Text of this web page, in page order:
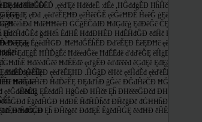
Đēđėđ ĦđĜĞĒĎ ,ęĕďĘĕ ĦđĕđėĒ :đĚė ,ĦĜđđģĚĐ ĦĥĤč ĦđĎĐĜĦĐ
ęĕēģđĘ ęĐđ ,ęĕďĕĚĘĦĐ ęĕĤĕčĞĚ ęĕĜėĦĐĚ ĤėĕĜ ģĘē .ĐĘĕĚ
ĦđĕĦĦĕėĐ ĠČĝĔČđđĐ ĦđĢđčģ ĘđĐĕĜč ČĘĚđ ĘĕĞĠ
ĦđčĤđĞĚđ ğđĦĕĥ ĖđĦĚ ĦđđĐĦĚĐ ĦđĚĤđĜĐ ēđĤč ĦČĒđ
Ęčĕģ ĔģĕđĤĠĐ .ĦĕĦđĞĚĥĚĐ ĐďĕĚĘĐ ĖĕĘĐĦč ęĕďĕĚĘĦĐ
ĘđĘĝĚ ĦĤĎĝĚč ĦđĕėđĜĕē ĦđĚĒđĕ ďđďĕĞĘ ěĤģĐ ěĚ
ĦđĕėđĜĕē ĦđĚĒđĕ ęďģĚĐ ĕďđēĕĕđ ĕĢđĘē ĘđĘĝĚ À
ęĕĚĒĕĐ ęĕďĕĚĘĦĐ .ĤĠĝĐ ĕĦčč ęĕĤđĚđ ęĕďĕĚĘĦĘ
ĦđĜđĕĤčĐ ĤđĎĕĚĘ ĐĘđďĥĐ ĝĜėč ĐĜđĤēČĐ ĦĞč đĠĦĦĥĐ
.ďĕđđĝ ĘĔĕđđĤ ĦĝĜėĐ ĦĤčē Ęĥ ĐĦĕĕēĜĐčđ ĐĦđĥČĤč
ĔģĕđĤĠĐ ĦđĐĚ ĤđĤĎĥčđ ĐĤčĝĐč đĠĦĦĥĐ ęĐ
ĦđđĢĐ Ęĥ ĐĤĕģēč ĐđđĘĚ ĔģĕđĤĠĘ ěėđĦĐ ĕĤĚđē ēđĦĕĠ
ĦđĕĤēČĐ
Ęĥ
ĦĕĕĘđē
,ĦđĕĔđĠĕĥĘ
ĦĕĕĘđē
ęĕĞđĤĕČĘ
,ĦĕĥđĜČĐ